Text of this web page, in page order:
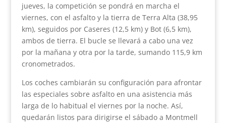
jueves, la competición se pondrá en marcha el
viernes, con el asfalto y la tierra de Terra Alta (38,95
km), seguidos por Caseres (12,5 km) y Bot (6,5 km),
ambos de tierra. El bucle se llevará a cabo una vez
por la mañana y otra por la tarde, sumando 115,9 km
cronometrados.
Los coches cambiarán su configuración para afrontar
las especiales sobre asfalto en una asistencia más
larga de lo habitual el viernes por la noche. Así,
quedarán listos para dirigirse el sábado a Montmell